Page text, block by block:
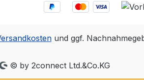
und ggf.
© by 2connect Ltd.&Co.KG